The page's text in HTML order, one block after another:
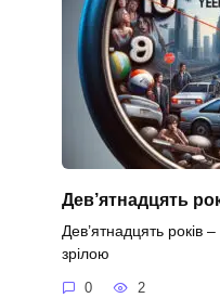
Дев’ятнадцять
Дев’ятнадцять років
зрілою
0 2